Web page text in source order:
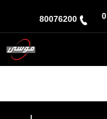
0
80076200